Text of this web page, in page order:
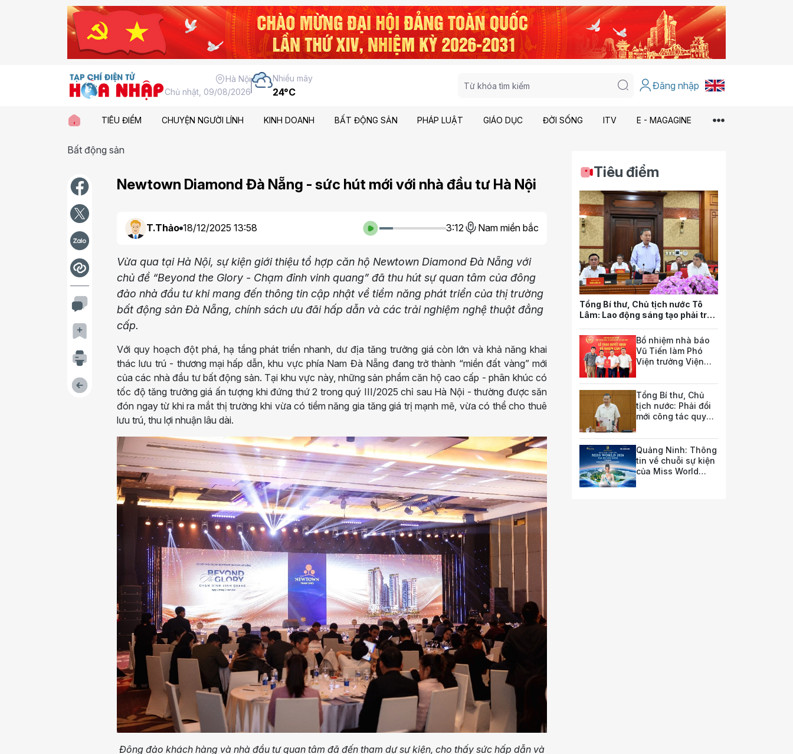
Hà Nội
Chủ nhật, 09/08/2026
Nhiều mây
24°C
Đăng nhập
TIÊU ĐIỂM CHUYỆN NGƯỜI LÍNH KINH DOANH BẤT ĐỘNG SẢN PHÁP LUẬT GIÁO DỤC ĐỜI SỐNG ITV E - MAGAGINE
Bất động sản
Newtown Diamond Đà Nẵng - sức hút mới với nhà đầu tư Hà Nội
T.Thảo 18/12/2025 13:58 3:12 Nam miền bắc
Vừa qua tại Hà Nội, sự kiện giới thiệu tổ hợp căn hộ Newtown Diamond Đà Nẵng với
chủ đề “Beyond the Glory - Chạm đỉnh vinh quang” đã thu hút sự quan tâm của đông
đảo nhà đầu tư khi mang đến thông tin cập nhật về tiềm năng phát triển của thị trường
bất động sản Đà Nẵng, chính sách ưu đãi hấp dẫn và các trải nghiệm nghệ thuật đẳng
cấp.
Với quy hoạch đột phá, hạ tầng phát triển nhanh, dư địa tăng trưởng giá còn lớn và khả năng khai
thác lưu trú - thương mại hấp dẫn, khu vực phía Nam Đà Nẵng đang trở thành “miền đất vàng” mới
của các nhà đầu tư bất động sản. Tại khu vực này, những sản phẩm căn hộ cao cấp - phân khúc có
tốc độ tăng trưởng giá ấn tượng khi đứng thứ 2 trong quý III/2025 chỉ sau Hà Nội - thường được săn
đón ngay từ khi ra mắt thị trường khi vừa có tiềm năng gia tăng giá trị mạnh mẽ, vừa có thể cho thuê
lưu trú, thu lợi nhuận lâu dài.
Đông đảo khách hàng và nhà đầu tư quan tâm đã đến tham dự sự kiện, cho thấy sức hấp dẫn và
Tiêu điểm
Tổng Bí thư, Chủ tịch nước Tô
Lâm: Lao động sáng tạo phải trở
của quốc gia trong tương lai
Bổ nhiệm nhà báo
Vũ Tiến làm Phó
Viện trưởng Viện
luật và chính sách
doanh nghiệp
Tổng Bí thư, Chủ
tịch nước: Phải đổi
mới công tác quy
phát triển hạ tầng
Quảng Ninh: Thông
tin về chuỗi sự kiện
của Miss World